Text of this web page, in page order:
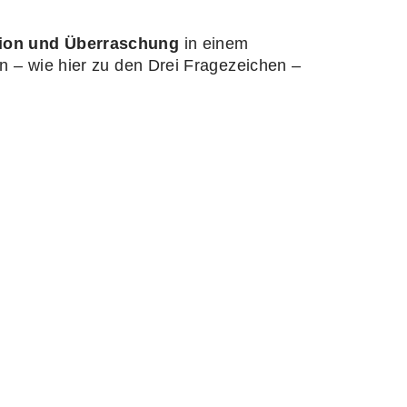
und Überraschung in einem
– wie hier zu den Drei Fragezeichen –